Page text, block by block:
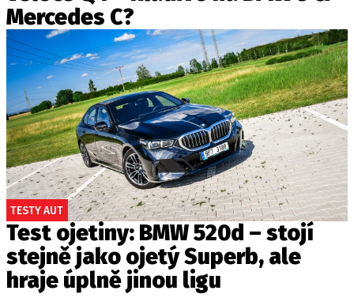
Mercedes C?
TESTY AUT
Test ojetiny: BMW 520d – stojí
stejně jako ojetý Superb, ale
hraje úplně jinou ligu